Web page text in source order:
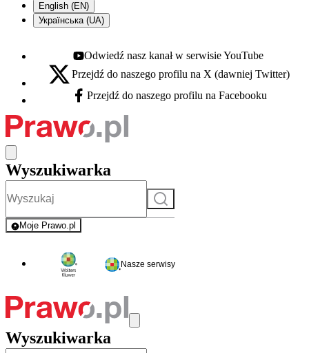
English (EN)
Українська (UA)
Youtube - otwiera się w nowej karcie
Odwiedź nasz kanał w serwisie YouTube
X - otwiera się w nowej karcie
Przejdź do naszego profilu na X (dawniej Twitter)
Facebook - otwiera się w nowej karcie
Przejdź do naszego profilu na Facebooku
Wyszukiwarka
Szukaj
Moje Prawo.pl
- rejestracja i logowanie do serwisu
Nasze serwisy
Wyszukiwarka